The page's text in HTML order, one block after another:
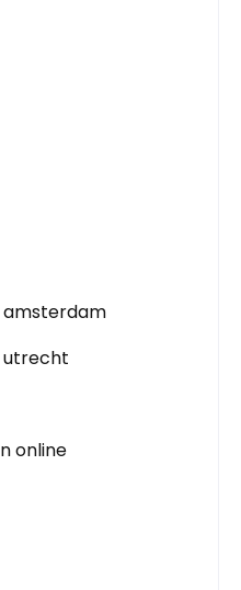
utrecht
online